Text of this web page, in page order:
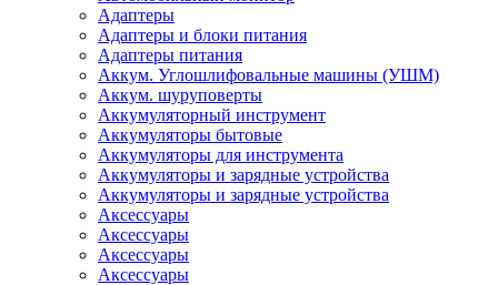
Адаптеры
Адаптеры и блоки питания
Адаптеры питания
Аккум. Углошлифовальные машины (УШМ)
Аккум. шуруповерты
Аккумуляторный инструмент
Аккумуляторы бытовые
Аккумуляторы для инструмента
Аккумуляторы и зарядные устройства
Аккумуляторы и зарядные устройства
Аксессуары
Аксессуары
Аксессуары
Аксессуары